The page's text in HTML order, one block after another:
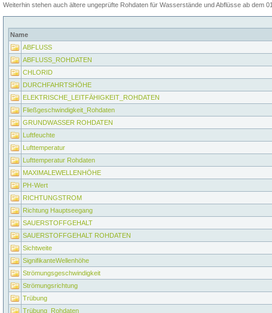
Weiterhin stehen auch ältere ungeprüfte Rohdaten für Wasserstände und Abflüsse ab dem
Name
ABFLUSS
ABFLUSS_ROHDATEN
CHLORID
DURCHFAHRTSHÖHE
ELEKTRISCHE_LEITFÄHIGKEIT_ROHDATEN
Fließgeschwindigkeit_Rohdaten
GRUNDWASSER ROHDATEN
Luftfeuchte
Lufttemperatur
Lufttemperatur Rohdaten
MAXIMALEWELLENHÖHE
PH-Wert
RICHTUNGSTROM
Richtung Hauptseegang
SAUERSTOFFGEHALT
SAUERSTOFFGEHALT ROHDATEN
Sichtweite
SignifikanteWellenhöhe
Strömungsgeschwindigkeit
Strömungsrichtung
Trübung
Trübung_Rohdaten